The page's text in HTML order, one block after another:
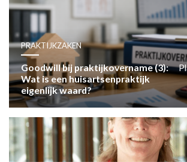
PRAKTIJKZAKEN
Goodwill bij praktijkovername (3):
Wat is een huisartsenpraktijk
eigenlijk waard?